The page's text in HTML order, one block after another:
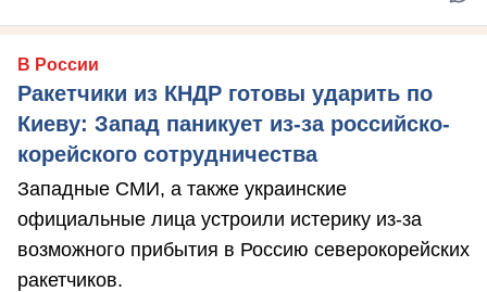
В России
Ракетчики из КНДР готовы ударить по
Киеву: Запад паникует из-за российско-
корейского сотрудничества
Западные СМИ, а также украинские
официальные лица устроили истерику из-за
возможного прибытия в Россию северокорейских
ракетчиков.